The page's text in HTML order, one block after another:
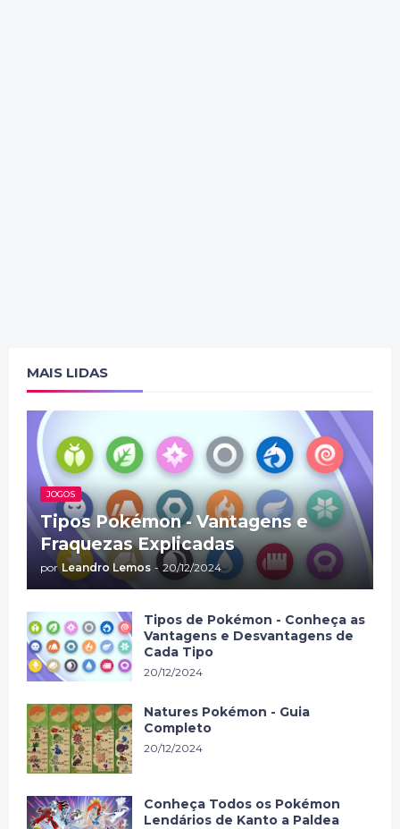
MAIS LIDAS
JOGOS
Tipos Pokémon - Vantagens e
Fraquezas Explicadas
por Leandro Lemos - 20/12/2024
Tipos de Pokémon - Conheça as
Vantagens e Desvantagens de
Cada Tipo
20/12/2024
Natures Pokémon - Guia
Completo
20/12/2024
Conheça Todos os Pokémon
Lendários de Kanto a Paldea